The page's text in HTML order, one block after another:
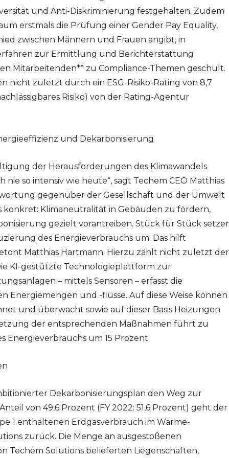
und Anti-Diskriminierung festgehalten. Zudem
erstmals die Prüfung einer Gender Pay Equality,
zwischen Männern und Frauen angibt, in
zur Ermittlung und Berichterstattung
Mitarbeitenden** zu Compliance-Themen geschult.
nicht zuletzt durch ein ESG-Risiko-Rating von 8,7
Risiko) von der Rating-Agentur
und Dekarbonisierung
der Herausforderungen des Klimawandels
so intensiv wie heute“, sagt Techem CEO Matthias
gegenüber der Gesellschaft und der Umwelt
Klimaneutralität in Gebäuden zu fördern,
gezielt vorantreiben. Stück für Stück
des Energieverbrauchs um. Das hilft
Matthias Hartmann. Hierzu zählt nicht zuletzt der
KI-gestützte Technologieplattform zur
– mittels Sensoren – erfasst die
Energiemengen und -flüsse. Auf diese Weise können
und überwacht sowie auf dieser Basis Heizungen
der entsprechenden Maßnahmen führt zu
um 15 Prozent.
Dekarbonisierungsplan den Weg zur
von 49,6 Prozent (FY 2022: 51,6 Prozent) geht der
1 enthaltenen Erdgasverbrauch im Wärme-
zurück. Die Menge an ausgestoßenen
Techem Solutions belieferten Liegenschaften,